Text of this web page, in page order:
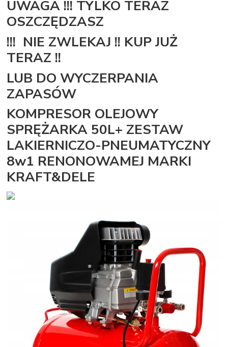
UWAGA !!! TYLKO TERAZ
OSZCZĘDZASZ
!!! NIE ZWLEKAJ !! KUP JUŻ
TERAZ !!
LUB DO WYCZERPANIA
ZAPASÓW
KOMPRESOR OLEJOWY
SPRĘŻARKA 50L+ ZESTAW
LAKIERNICZO-PNEUMATYCZNY
8w1 RENONOWAMEJ MARKI
KRAFT&DELE